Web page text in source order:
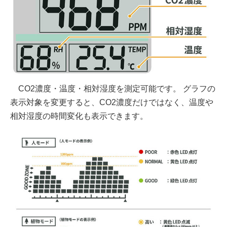
CO2濃度・温度・相対湿度を測定可能です。 グラフの
表示対象を変更すると、CO2濃度だけではなく、温度や
相対湿度の時間変化も表示できます。